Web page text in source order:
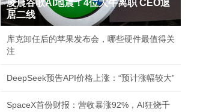
凌晨谷歌AI地震！4位大牛离职 CEO退
居二线
库克卸任后的苹果发布会，哪些硬件最值得关
注
DeepSeek预告API价格上涨：“预计涨幅较大”
SpaceX首份财报：营收暴涨92%，AI狂烧千